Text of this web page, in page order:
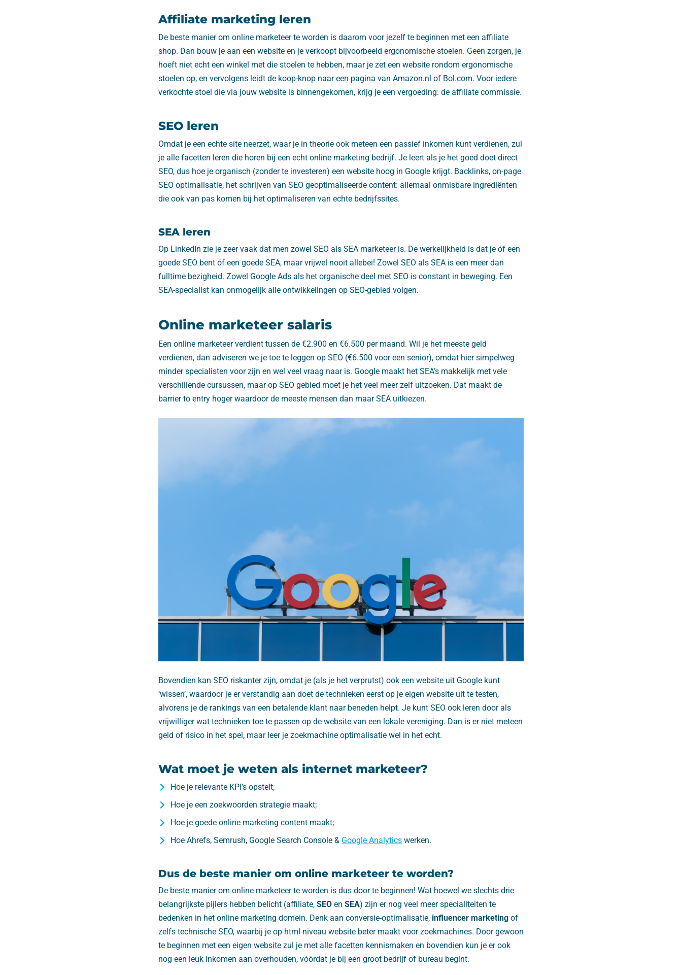
Affiliate marketing leren
De beste manier om online marketeer te worden is daarom voor jezelf te beginnen met een affiliate
shop. Dan bouw je aan een website en je verkoopt bijvoorbeeld ergonomische stoelen. Geen zorgen, je
hoeft niet echt een winkel met die stoelen te hebben, maar je zet een website rondom ergonomische
stoelen op, en vervolgens leidt de koop-knop naar een pagina van Amazon.nl of Bol.com. Voor iedere
verkochte stoel die via jouw website is binnengekomen, krijg je een vergoeding: de affiliate commissie.
SEO leren
Omdat je een echte site neerzet, waar je in theorie ook meteen een passief inkomen kunt verdienen, zul
je alle facetten leren die horen bij een echt online marketing bedrijf. Je leert als je het goed doet direct
SEO, dus hoe je organisch (zonder te investeren) een website hoog in Google krijgt. Backlinks, on-page
SEO optimalisatie, het schrijven van SEO geoptimaliseerde content: allemaal onmisbare ingrediënten
die ook van pas komen bij het optimaliseren van echte bedrijfssites.
SEA leren
Op LinkedIn zie je zeer vaak dat men zowel SEO als SEA marketeer is. De werkelijkheid is dat je óf een
goede SEO bent óf een goede SEA, maar vrijwel nooit allebei! Zowel SEO als SEA is een meer dan
fulltime bezigheid. Zowel Google Ads als het organische deel met SEO is constant in beweging. Een
SEA-specialist kan onmogelijk alle ontwikkelingen op SEO-gebied volgen.
Online marketeer salaris
Een online marketeer verdient tussen de €2.900 en €6.500 per maand. Wil je het meeste geld
verdienen, dan adviseren we je toe te leggen op SEO (€6.500 voor een senior), omdat hier simpelweg
minder specialisten voor zijn en wel veel vraag naar is. Google maakt het SEA’s makkelijk met vele
verschillende cursussen, maar op SEO gebied moet je het veel meer zelf uitzoeken. Dat maakt de
barrier to entry hoger waardoor de meeste mensen dan maar SEA uitkiezen.
Bovendien kan SEO riskanter zijn, omdat je (als je het verprutst) ook een website uit Google kunt
‘wissen’, waardoor je er verstandig aan doet de technieken eerst op je eigen website uit te testen,
alvorens je de rankings van een betalende klant naar beneden helpt. Je kunt SEO ook leren door als
vrijwilliger wat technieken toe te passen op de website van een lokale vereniging. Dan is er niet meteen
geld of risico in het spel, maar leer je zoekmachine optimalisatie wel in het echt.
Wat moet je weten als internet marketeer?
Hoe je relevante KPI’s opstelt;
Hoe je een zoekwoorden strategie maakt;
Hoe je goede online marketing content maakt;
Hoe Ahrefs, Semrush, Google Search Console & Google Analytics werken.
Dus de beste manier om online marketeer te worden?
De beste manier om online marketeer te worden is dus door te beginnen! Wat hoewel we slechts drie
belangrijkste pijlers hebben belicht (affiliate, SEO en SEA) zijn er nog veel meer specialiteiten te
bedenken in het online marketing domein. Denk aan conversie-optimalisatie, influencer marketing of
zelfs technische SEO, waarbij je op html-niveau website beter maakt voor zoekmachines. Door gewoon
te beginnen met een eigen website zul je met alle facetten kennismaken en bovendien kun je er ook
nog een leuk inkomen aan overhouden, vóórdat je bij een groot bedrijf of bureau begint.